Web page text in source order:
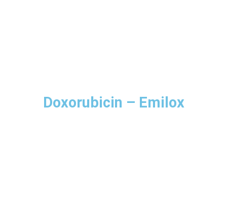
Doxorubicin – Emilox